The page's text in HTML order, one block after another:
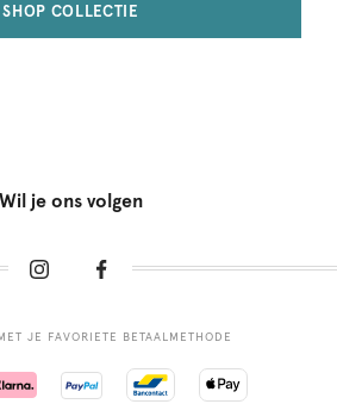
SHOP COLLECTIE
Wil je ons volgen
JE FAVORIETE BETAALMETHODE